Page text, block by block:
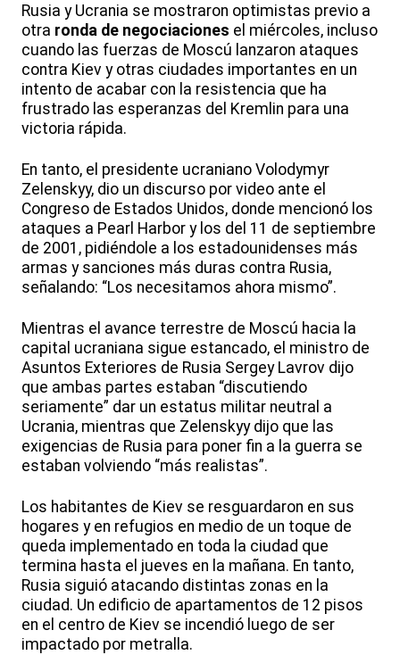
Rusia y Ucrania se mostraron optimistas previo a
otra ronda de negociaciones el miércoles, incluso
cuando las fuerzas de Moscú lanzaron ataques
contra Kiev y otras ciudades importantes en un
intento de acabar con la resistencia que ha
frustrado las esperanzas del Kremlin para una
victoria rápida.
En tanto, el presidente ucraniano Volodymyr
Zelenskyy, dio un discurso por video ante el
Congreso de Estados Unidos, donde mencionó los
ataques a Pearl Harbor y los del 11 de septiembre
de 2001, pidiéndole a los estadounidenses más
armas y sanciones más duras contra Rusia,
señalando: “Los necesitamos ahora mismo”.
Mientras el avance terrestre de Moscú hacia la
capital ucraniana sigue estancado, el ministro de
Asuntos Exteriores de Rusia Sergey Lavrov dijo
que ambas partes estaban “discutiendo
seriamente” dar un estatus militar neutral a
Ucrania, mientras que Zelenskyy dijo que las
exigencias de Rusia para poner fin a la guerra se
estaban volviendo “más realistas”.
Los habitantes de Kiev se resguardaron en sus
hogares y en refugios en medio de un toque de
queda implementado en toda la ciudad que
termina hasta el jueves en la mañana. En tanto,
Rusia siguió atacando distintas zonas en la
ciudad. Un edificio de apartamentos de 12 pisos
en el centro de Kiev se incendió luego de ser
impactado por metralla.